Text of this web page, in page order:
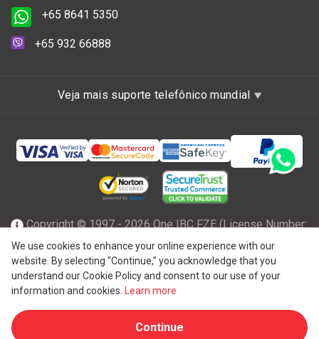
We use cookies to enhance your online experience with our
website. By selecting "Continue," you acknowledge that you
understand our Cookie Policy and consent to our use of your
information and cookies.
Learn more
Continue
+65 8641 5350
+65 932 66888
Veja mais suporte telefônico mundial
Copyright © 1997 - 2026 One IBC FZE (License Number:
47001217), incorporada em Ras Al Khaimah, nos Emirados
Árabes Unidos com responsabilidade limitada e uma firma
membro da rede One IBC de entidade legal independente e
separada afiliada ao One IBC®Group ("One IBC Limited"),
uma entidade suíça. Todos os direitos reservados.